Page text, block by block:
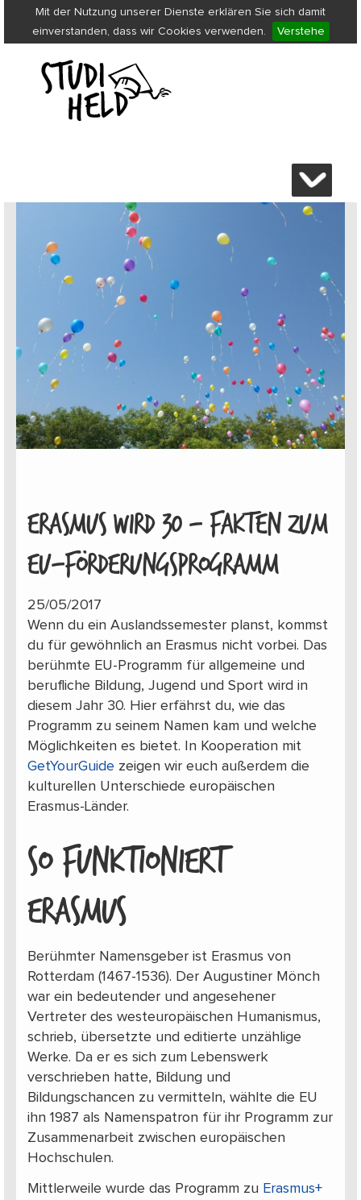
Mit der Nutzung unserer Dienste erklären Sie sich damit
einverstanden, dass wir Cookies verwenden.
Verstehe
ERASMUS WIRD 30 – FAKTEN ZUM
EU-FÖRDERUNGSPROGRAMM
25/05/2017
Wenn du ein Auslandssemester planst, kommst
du für gewöhnlich an Erasmus nicht vorbei. Das
berühmte EU-Programm für allgemeine und
berufliche Bildung, Jugend und Sport wird in
diesem Jahr 30. Hier erfährst du, wie das
Programm zu seinem Namen kam und welche
Möglichkeiten es bietet. In Kooperation mit
GetYourGuide zeigen wir euch außerdem die
kulturellen Unterschiede europäischen
Erasmus-Länder.
SO FUNKTIONIERT
ERASMUS
Berühmter Namensgeber ist Erasmus von
Rotterdam (1467-1536). Der Augustiner Mönch
war ein bedeutender und angesehener
Vertreter des westeuropäischen Humanismus,
schrieb, übersetzte und editierte unzählige
Werke. Da er es sich zum Lebenswerk
verschrieben hatte, Bildung und
Bildungschancen zu vermitteln, wählte die EU
ihn 1987 als Namenspatron für ihr Programm zur
Zusammenarbeit zwischen europäischen
Hochschulen.
Mittlerweile wurde das Programm zu Erasmus+